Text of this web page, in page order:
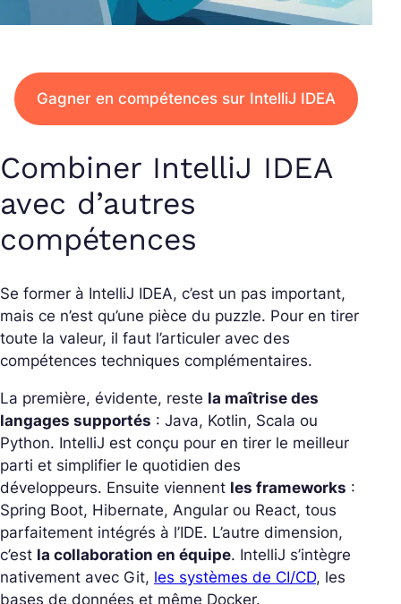
Gagner en compétences sur IntelliJ IDEA
Combiner IntelliJ IDEA
avec d’autres
compétences
Se former à IntelliJ IDEA, c’est un pas important,
mais ce n’est qu’une pièce du puzzle. Pour en tirer
toute la valeur, il faut l’articuler avec des
compétences techniques complémentaires.
La première, évidente, reste la maîtrise des
langages supportés : Java, Kotlin, Scala ou
Python. IntelliJ est conçu pour en tirer le meilleur
parti et simplifier le quotidien des
développeurs. Ensuite viennent les frameworks :
Spring Boot, Hibernate, Angular ou React, tous
parfaitement intégrés à l’IDE. L’autre dimension,
c’est la collaboration en équipe. IntelliJ s’intègre
nativement avec Git, les systèmes de CI/CD, les
bases de données et même Docker.